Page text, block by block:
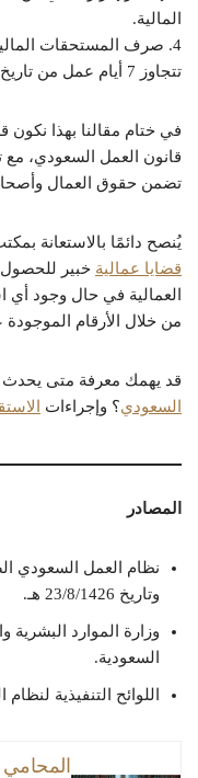
المالية.
4. صرف المستحقات
تتجاوز 7 أيام عمل من تاريخ الفسخ.
في ختام مقالنا بهذا
قانون العمل السعودي، مع
تضمن حقوق العمال
يُنصح دائمًا بالاستعانة
قضايا عمالية خبير
العمالية في حال وجود أي
من خلال الأرقام
قد يهمك معرفة متى يحدث
السعودي؟ وإجراءات
المصادر
وتاريخ 23/8/1426 هـ.
وزارة الموارد البشرية
السعودية.
اللوائح التنفيذية